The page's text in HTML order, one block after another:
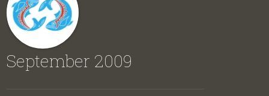
September 2009